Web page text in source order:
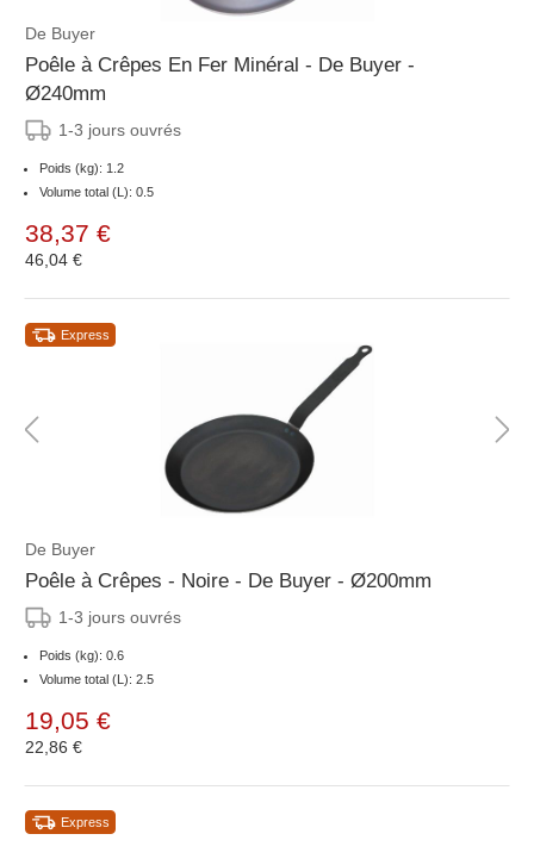
De Buyer
Poêle à Crêpes En Fer Minéral - De Buyer -
Ø240mm
1-3 jours ouvrés
Poids (kg): 1.2
Volume total (L): 0.5
38,37 €
46,04 €
Express
De Buyer
Poêle à Crêpes - Noire - De Buyer - Ø200mm
1-3 jours ouvrés
Poids (kg): 0.6
Volume total (L): 2.5
19,05 €
22,86 €
Express